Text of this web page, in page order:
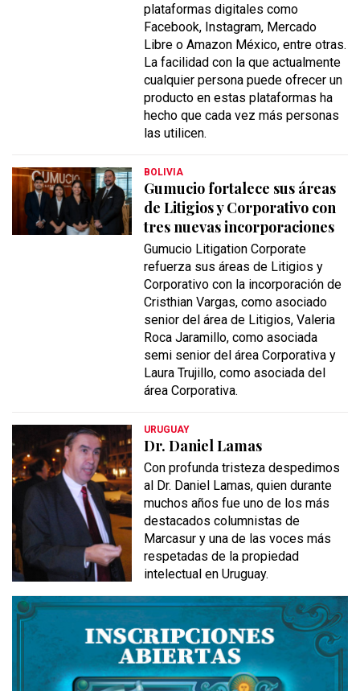
plataformas digitales como
Facebook, Instagram, Mercado
Libre o Amazon México, entre otras.
La facilidad con la que actualmente
cualquier persona puede ofrecer un
producto en estas plataformas ha
hecho que cada vez más personas
las utilicen.
BOLIVIA
Gumucio fortalece sus áreas
de Litigios y Corporativo con
tres nuevas incorporaciones
Gumucio Litigation Corporate
refuerza sus áreas de Litigios y
Corporativo con la incorporación de
Cristhian Vargas, como asociado
senior del área de Litigios, Valeria
Roca Jaramillo, como asociada
semi senior del área Corporativa y
Laura Trujillo, como asociada del
área Corporativa.
URUGUAY
Dr. Daniel Lamas
Con profunda tristeza despedimos
al Dr. Daniel Lamas, quien durante
muchos años fue uno de los más
destacados columnistas de
Marcasur y una de las voces más
respetadas de la propiedad
intelectual en Uruguay.